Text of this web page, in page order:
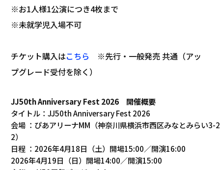
※お1人様1公演につき4枚まで
※未就学児入場不可
チケット購入はこちら ※先行・一般発売 共通（アッ
プグレード受付を除く）
JJ50th Anniversary Fest 2026 開催概要
タイトル：JJ50th Anniversary Fest 2026
会場 ：ぴあアリーナMM（神奈川県横浜市西区みなとみらい3-
2）
日程 ：2026年4月18日（土）開場15:00／開演16:00
2026年4月19日（日）開場14:00／開演15:00